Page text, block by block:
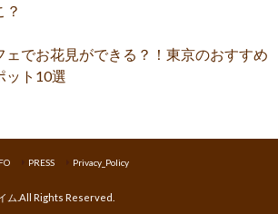
？
ェでお花見ができる？！東京のおすすめ
ット10選
PRESS Privacy_Policy
ム .All Rights Reserved.